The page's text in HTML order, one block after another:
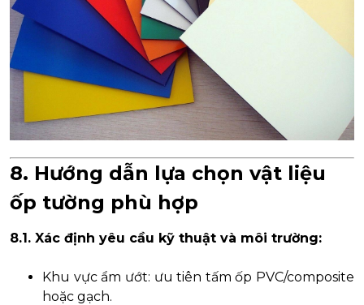
8. Hướng dẫn lựa chọn vật liệu
ốp tường phù hợp
8.1. Xác định yêu cầu kỹ thuật và môi trường:
Khu vực ẩm ướt: ưu tiên tấm ốp PVC/composite
hoặc gạch.